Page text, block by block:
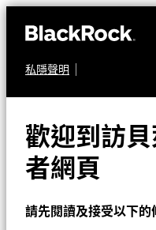
私隱聲明
歡迎到訪
者網頁
請先閱讀及接受以下的
股票
貝萊德歐